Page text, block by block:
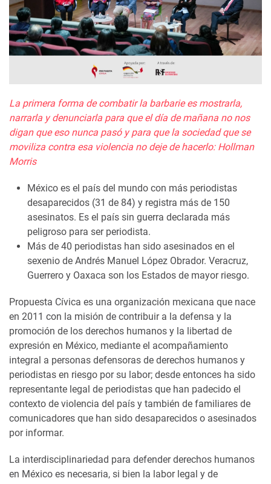
La primera forma de combatir la barbarie es mostrarla,
narrarla y denunciarla para que el día de mañana no nos
digan que eso nunca pasó y para que la sociedad que se
moviliza contra esa violencia no deje de hacerlo: Hollman
Morris
México es el país del mundo con más periodistas
desaparecidos (31 de 84) y registra más de 150
asesinatos. Es el país sin guerra declarada más
peligroso para ser periodista.
Más de 40 periodistas han sido asesinados en el
sexenio de Andrés Manuel López Obrador. Veracruz,
Guerrero y Oaxaca son los Estados de mayor riesgo.
Propuesta Cívica es una organización mexicana que nace
en 2011 con la misión de contribuir a la defensa y la
promoción de los derechos humanos y la libertad de
expresión en México, mediante el acompañamiento
integral a personas defensoras de derechos humanos y
periodistas en riesgo por su labor; desde entonces ha sido
representante legal de periodistas que han padecido el
contexto de violencia del país y también de familiares de
comunicadores que han sido desaparecidos o asesinados
por informar.
La interdisciplinariedad para defender derechos humanos
en México es necesaria, si bien la labor legal y de